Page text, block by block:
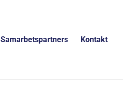
Samarbetspartners Kontakt